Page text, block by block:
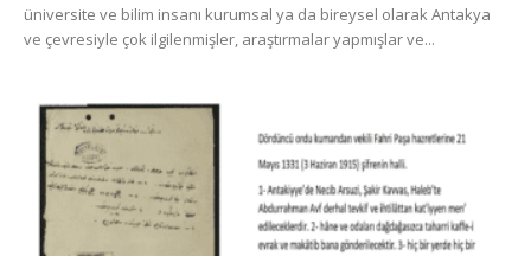
üniversite ve bilim insanı kurumsal ya da bireysel olarak Antakya
ve çevresiyle çok ilgilenmişler, araştırmalar yapmışlar ve...